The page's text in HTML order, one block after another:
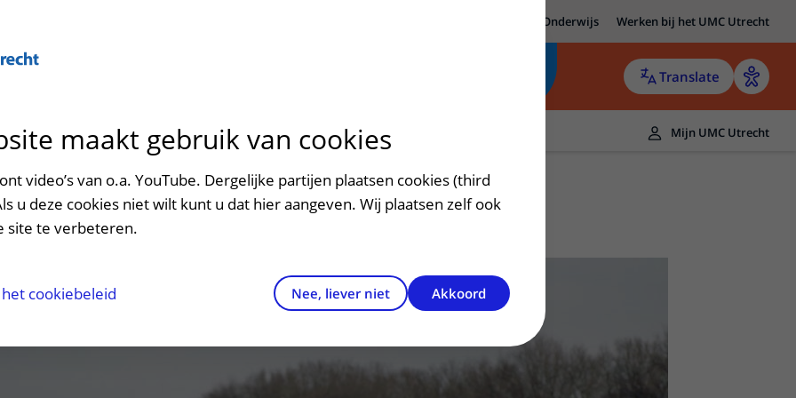
Onderwijs Werken bij het UMC Utrecht
Translate
patiëntportaal
het ziekenhuis
en voorzieningen
Contact en route
Contactgegevens
Contact met polikliniek
Verwijzers
Teleconsult aanvragen
Zorgverlenersportaal
Mijn UMC Utrecht
maakt gebruik van cookies
video’s van o.a. YouTube. Dergelijke partijen plaatsen cookies (third
u deze cookies niet wilt kunt u dat hier aangeven. Wij plaatsen zelf ook
site te verbeteren.
cookiebeleid Nee, liever niet Akkoord